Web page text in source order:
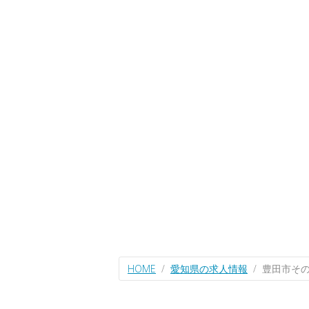
HOME 愛知県の求人情報 豊田市そ